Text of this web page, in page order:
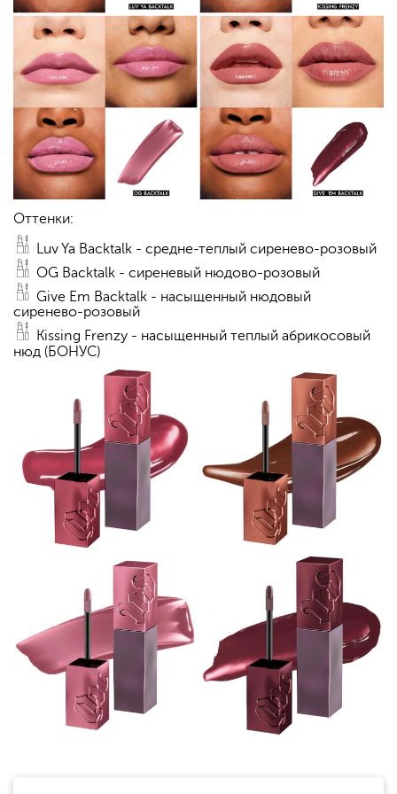
Оттенки:
Luv Ya Backtalk - средне-теплый сиренево-розовый
OG Backtalk - сиреневый нюдово-розовый
Give Em Backtalk - насыщенный нюдовый
сиренево-розовый
Kissing Frenzy - насыщенный теплый абрикосовый
нюд (БОНУС)